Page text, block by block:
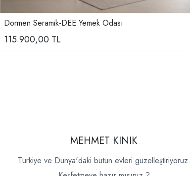
Dormen Seramik-DEE Yemek Odası
115.900,00 TL
MEHMET KINIK
Türkiye ve Dünya'daki bütün evleri güzelleştiriyoruz.